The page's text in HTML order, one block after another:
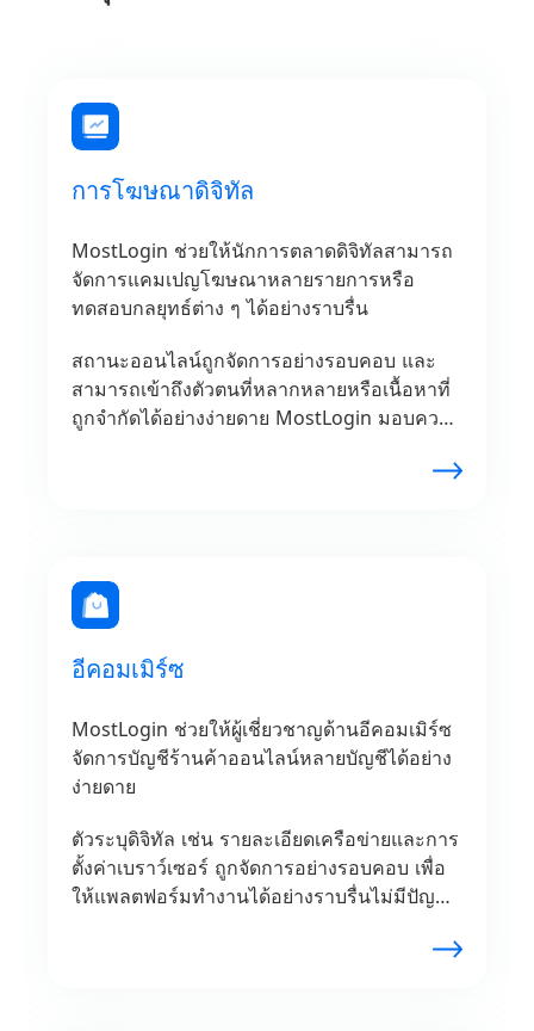
การโฆษณาดิจิทัล
MostLogin ช่วยให้นักการตลาดดิจิทัลสามารถ
จัดการแคมเปญโฆษณาหลายรายการหรือ
ทดสอบกลยุทธ์ต่าง ๆ ได้อย่างราบรื่น
สถานะออนไลน์ถูกจัดการอย่างรอบคอบ และ
สามารถเข้าถึงตัวตนที่หลากหลายหรือเนื้อหาที่
ถูกจำกัดได้อย่างง่ายดาย MostLogin มอบความ
อีคอมเมิร์ซ
MostLogin ช่วยให้ผู้เชี่ยวชาญด้านอีคอมเมิร์ซ
จัดการบัญชีร้านค้าออนไลน์หลายบัญชีได้อย่าง
ง่ายดาย
ตัวระบุดิจิทัล เช่น รายละเอียดเครือข่ายและการ
ตั้งค่าเบราว์เซอร์ ถูกจัดการอย่างรอบคอบ เพื่อ
ให้แพลตฟอร์มทำงานได้อย่างราบรื่นไม่มีปัญหา
งานดรอปชิปได้รับการปรับปรุง และโปรไฟล์ผู้